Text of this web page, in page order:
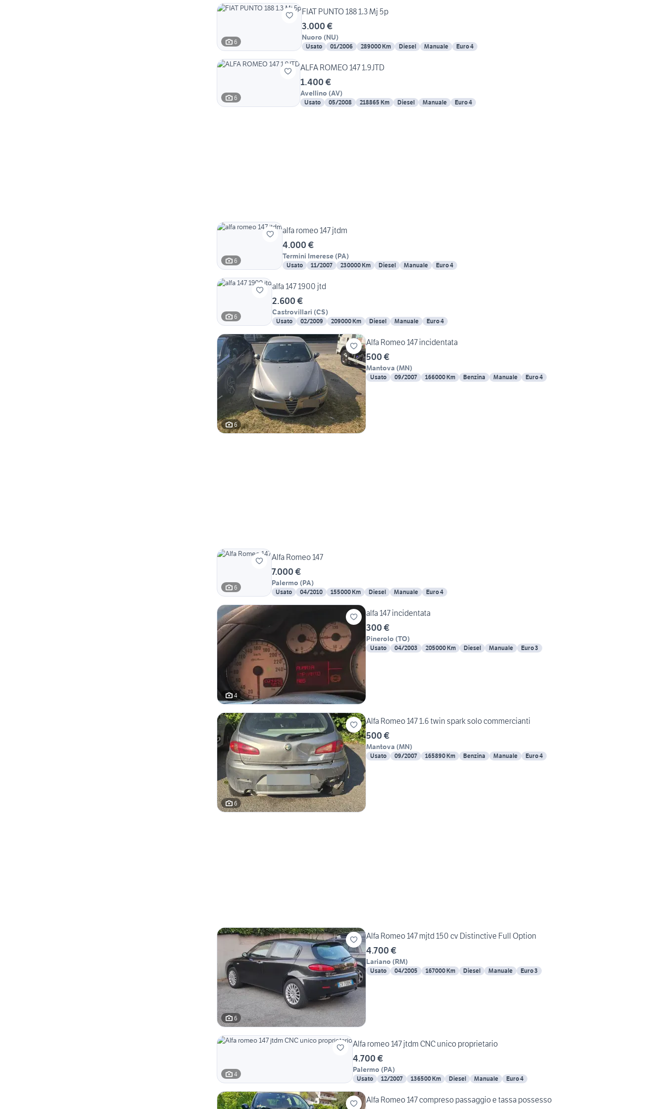
6
FIAT PUNTO 188 1.3 Mj 5p
3.000 €
Nuoro (NU)
Usato 01/2006 289000 Km Diesel Manuale Euro 4
6
ALFA ROMEO 147 1.9JTD
1.400 €
Avellino (AV)
Usato 05/2008 218865 Km Diesel Manuale Euro 4
6
alfa romeo 147 jtdm
4.000 €
Termini Imerese (PA)
Usato 11/2007 230000 Km Diesel Manuale Euro 4
6
alfa 147 1900 jtd
2.600 €
Castrovillari (CS)
Usato 02/2009 209000 Km Diesel Manuale Euro 4
6
Alfa Romeo 147 incidentata
500 €
Mantova (MN)
Usato 09/2007 166000 Km Benzina Manuale Euro 4
6
Alfa Romeo 147
7.000 €
Palermo (PA)
Usato 04/2010 155000 Km Diesel Manuale Euro 4
4
alfa 147 incidentata
300 €
Pinerolo (TO)
Usato 04/2003 205000 Km Diesel Manuale Euro 3
6
Alfa Romeo 147 1.6 twin spark solo commercianti
500 €
Mantova (MN)
Usato 09/2007 165890 Km Benzina Manuale Euro 4
6
Alfa Romeo 147 mjtd 150 cv Distinctive Full Option
4.700 €
Lariano (RM)
Usato 04/2005 167000 Km Diesel Manuale Euro 3
4
Alfa romeo 147 jtdm CNC unico proprietario
4.700 €
Palermo (PA)
Usato 12/2007 136500 Km Diesel Manuale Euro 4
Alfa Romeo 147 compreso passaggio e tassa possesso